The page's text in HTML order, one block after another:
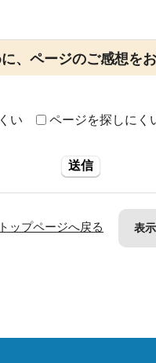
、ページのご感想をお
い ページを探しにく
送信
トップページへ戻る 表示